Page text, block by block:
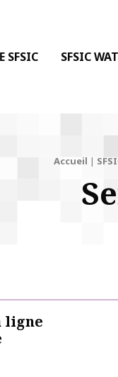
COMMUNICATION
& de la
SFSIC SFSIC
Accueil |
ligne